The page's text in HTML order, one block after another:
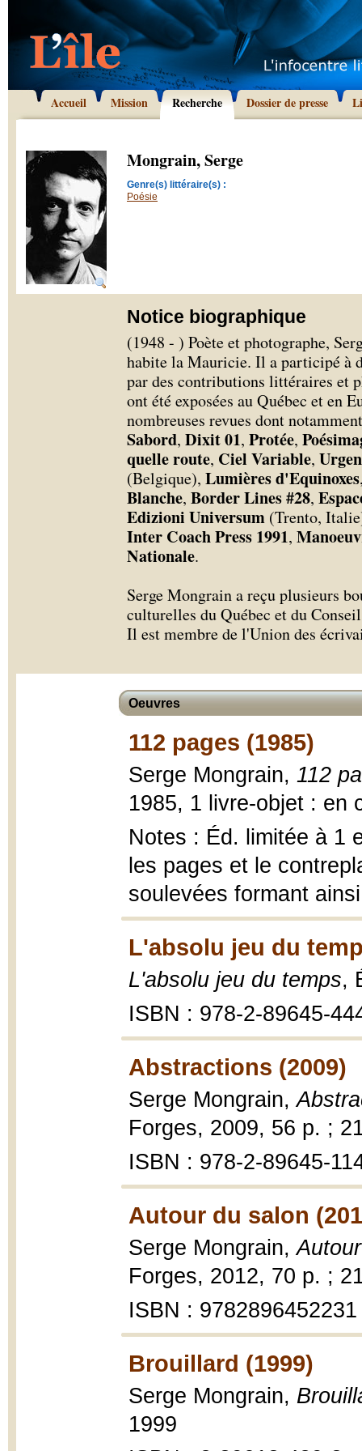
Accueil Mission Recherche Dossier de presse
Mongrain, Serge
Genre(s) littéraire(s) :
Poésie
Notice biographique
(1948 - ) Poète et photographe,
habite la Mauricie. Il a participé à
par des contributions littéraires et
ont été exposées au Québec et en
nombreuses revues dont
Sabord, Dixit 01, Protée,
quelle route, Ciel Variable,
(Belgique), Lumières d'Equinoxes
Blanche, Border Lines #28,
Edizioni Universum (Trento,
Inter Coach Press 1991,
Nationale.
Serge Mongrain a reçu plusieurs
culturelles du Québec et du
Il est membre de l'Union des
Oeuvres
112 pages (1985)
Serge Mongrain, 112
1985, 1 livre-objet : en
Notes : Éd. limitée à 1
les pages et le
soulevées formant
L'absolu jeu du
L'absolu jeu du temps,
ISBN : 978-2-89645-
Abstractions (2009)
Serge Mongrain,
Forges, 2009, 56 p. ;
ISBN : 978-2-89645-
Autour du salon
Serge Mongrain,
Forges, 2012, 70 p. ;
ISBN : 9782896452231
Brouillard (1999)
Serge Mongrain,
1999